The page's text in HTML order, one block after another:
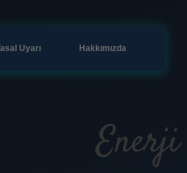
Uyarı Hakkımızda